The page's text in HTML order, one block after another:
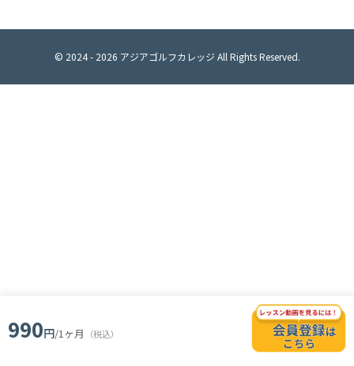
© 2024 - 2026 アジアゴルフカレッジ All Rights Reserved.
990円/1ヶ月 （税込）